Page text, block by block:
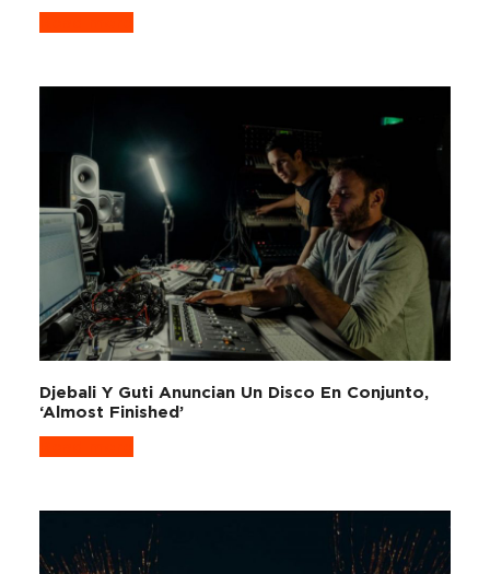
Djebali Y Guti Anuncian Un Disco En Conjunto,
‘Almost Finished’